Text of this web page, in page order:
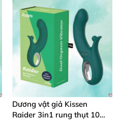
Dương vật giả Kissen
Raider 3in1 rung thụt 10